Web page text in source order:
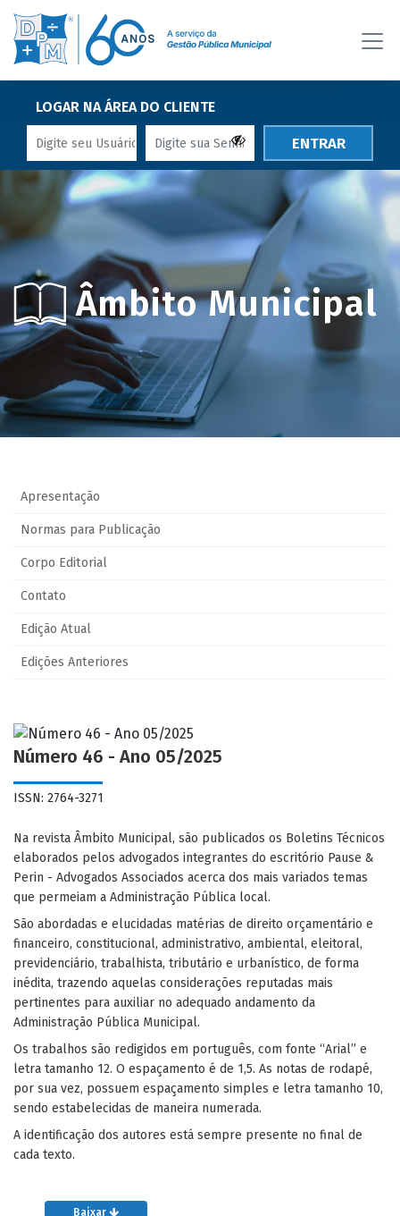
LOGAR NA ÁREA DO CLIENTE
ENTRAR
Âmbito Municipal
Apresentação
Normas para Publicação
Corpo Editorial
Contato
Edição Atual
Edições Anteriores
Número 46 - Ano 05/2025
ISSN: 2764-3271
Na revista Âmbito Municipal, são publicados os Boletins Técnicos
elaborados pelos advogados integrantes do escritório Pause &
Perin - Advogados Associados acerca dos mais variados temas
que permeiam a Administração Pública local.
São abordadas e elucidadas matérias de direito orçamentário e
financeiro, constitucional, administrativo, ambiental, eleitoral,
previdenciário, trabalhista, tributário e urbanístico, de forma
inédita, trazendo aquelas considerações reputadas mais
pertinentes para auxiliar no adequado andamento da
Administração Pública Municipal.
Os trabalhos são redigidos em português, com fonte “Arial” e
letra tamanho 12. O espaçamento é de 1,5. As notas de rodapé,
por sua vez, possuem espaçamento simples e letra tamanho 10,
sendo estabelecidas de maneira numerada.
A identificação dos autores está sempre presente no final de
cada texto.
Baixar